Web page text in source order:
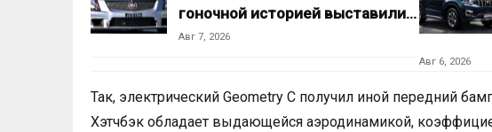
гоночной историей выставили…
Авг 7, 2026
Авг 6, 2026
Так, электрический Geometry C получил иной передний
Хэтчбэк обладает выдающейся аэродинамикой,